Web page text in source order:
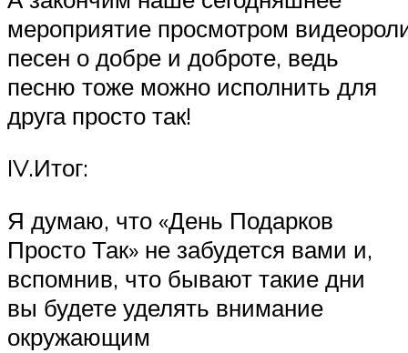
мероприятие просмотром
песен о добре и доброте, ведь
песню тоже можно исполнить для
друга просто так!
IV.Итог:
Я думаю, что «День Подарков
Просто Так» не забудется вами и,
вспомнив, что бывают такие дни
вы будете уделять внимание
окружающим